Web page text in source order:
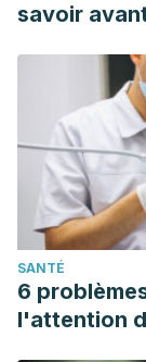
savoir
SANTÉ
6
l'attention